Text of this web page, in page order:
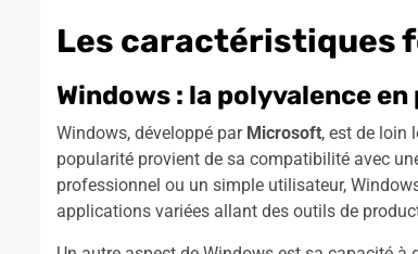
Les caractéristiques
Windows : la polyvalence
Windows, développé par Microsoft, est de loin
popularité provient de sa compatibilité avec
professionnel ou un simple utilisateur,
applications variées allant des outils de